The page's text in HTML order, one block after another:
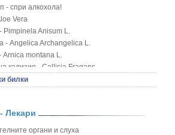
- спри алкохола!
Vera
Pimpinela Anisum L.
- Angelica Archangelica L.
Arnica montana L.
кализия - Callisia Fragans
Sorbus melanocorpa
- Acorus calamus L.
- Spirea ulmaria L.
билки
Лекари
органи и слуха